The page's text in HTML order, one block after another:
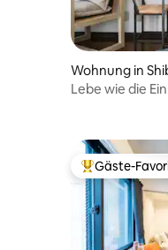
Wohnung in
Lebe wie die
Beliebter
Gäste-